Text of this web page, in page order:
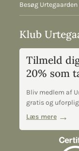
Besøg
Klub
Tilmeld
20% som
Bliv medlem af
gratis og
Læs mere